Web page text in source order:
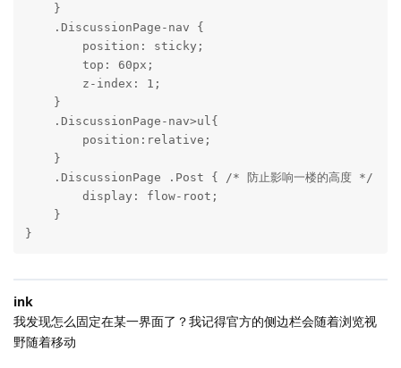
    }
    .DiscussionPage-nav {
        position: sticky;
        top: 60px;
        z-index: 1;
    }
    .DiscussionPage-nav>ul{
        position:relative;
    }
    .DiscussionPage .Post { /* 防止影响一楼的高度 */
        display: flow-root;
    }
}
ink
我发现怎么固定在某一界面了？我记得官方的侧边栏会随着浏览视
野随着移动